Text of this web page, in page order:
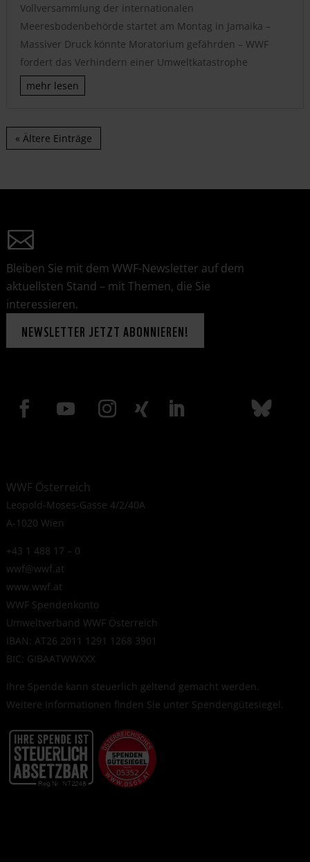
Vollversammlung der internationalen
Meeresbodenbehörde startet am Montag in Jamaika –
Massiver Druck könnte Moratorium gefährden – WWF
fordert das Verhindern einer Umweltkatastrophe
mehr lesen
« Ältere Einträge
Bleiben Sie mit dem WWF-Newsletter auf dem
aktuellsten Stand – mit Themen, die Sie
interessieren.
NEWSLETTER JETZT ABONNIEREN!
WWF Österreich
Leopold-Moses-Gasse 4/2/40A
A-1020 Wien
+43 1 488 17 – 0
wwf@wwf.at
www.wwf.at
WWF Spendenkonto
Umweltverband WWF Österreich
IBAN: AT26 2011 1291 1268 3901
BIC: GIBAATWWXXX
Ihre Spende kann steuerlich geltend gemacht werden.
Weitere Informationen finden Sie unter Spendengütesiegel.